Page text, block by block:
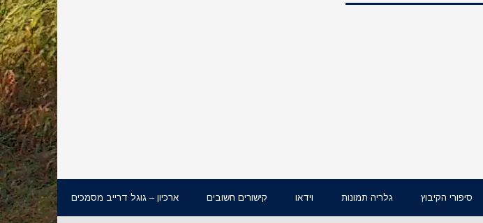
סיפורי הקיבוץ גלריה תמונות וידאו קישורים חשובים ארכיון – גוגל דרייב מסמכים